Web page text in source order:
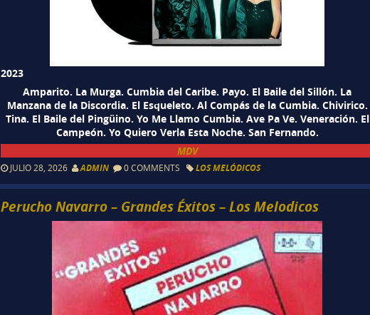
2023
Amparito. La Murga. Cumbia del Caribe. Payo. El Baile del Sillón. La
Manzana de la Discordia. El Esqueleto. Al Compás de la Cumbia. Chivirico.
Tina. El Baile del Pingüino. Yo Me Llamo Cumbia. Ave Pa Ve. Veneración. El
Campeón. Yo Quiero Verla Esta Noche. San Fernando.
MDV
JULIO 28, 2026 ADMIN 0 COMMENTS LOS MELÓDICOS
Perucho Navarro – Grandes Éxitos – Los Melodicos